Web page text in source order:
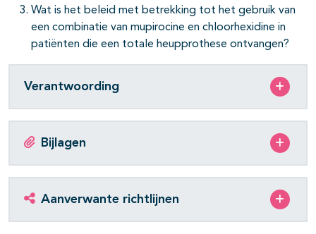
Wat is het beleid met betrekking tot het gebruik van
een combinatie van mupirocine en chloorhexidine in
patiënten die een totale heupprothese ontvangen?
Verantwoording
Bijlagen
Aanverwante richtlijnen